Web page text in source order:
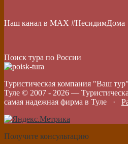
Наш канал в МАХ #НесидимДома
Поиск тура по России
Туристическая компания "Ваш
Туле © 2007 - 2026 —
самая надежная фирма в Туле ·
Получите консультацию